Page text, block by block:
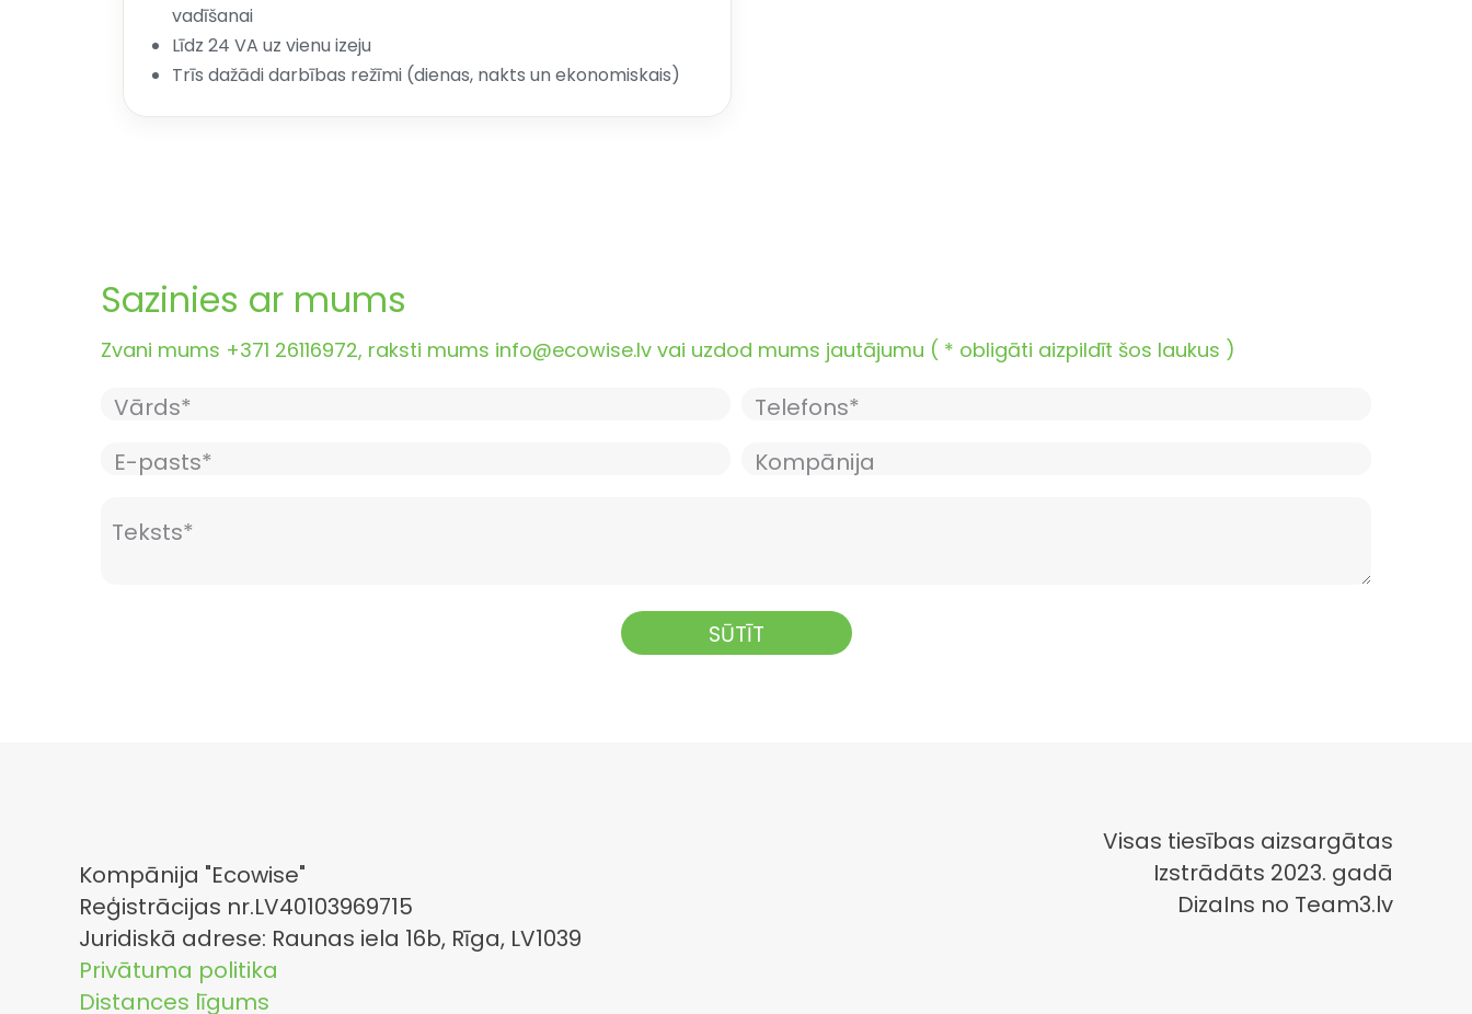
vadīšanai
Līdz 24 VA uz vienu izeju
Trīs dažādi darbības režīmi (dienas, nakts un ekonomiskais)
Sazinies ar mums
Zvani mums +371 26116972, raksti mums info@ecowise.lv vai uzdod mums jautājumu ( * obligāti aizpildīt šos laukus )
Kompānija "Ecowise"
Reģistrācijas nr.LV40103969715
Juridiskā adrese: Raunas iela 16b, Rīga, LV1039
Privātuma politika
Distances līgums
Visas tiesības aizsargātas
Izstrādāts 2023. gadā
DizaIns no Team3.lv